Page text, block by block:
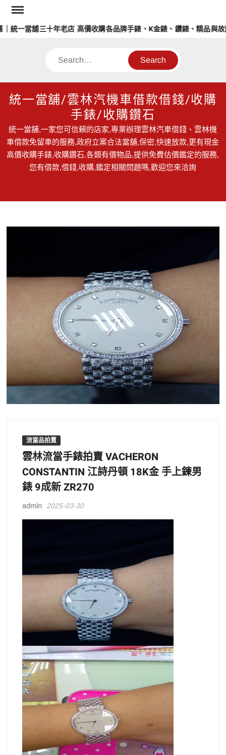
Skip
content
統一當舖三十年老店 高價收購各品牌手錶、K金錶、鑽錶、精品與故
Search
統一當舖/雲林汽機車借款借錢/收購
手錶/收購鑽石
統一當舖,一家您可信賴的店家,專業辦理雲林汽車借錢、雲林機
車借款免留車的服務,政府立案合法當舖,保密,快速放款,更有現金
高價收購手錶,收購鑽石,各類有價物品,提供免費估價鑑定的服務,
您有借款,借錢,收購,鑑定相關問題嗎,歡迎您來洽詢
流當品拍賣
雲林流當手錶拍賣 VACHERON
CONSTANTIN 江詩丹頓 18K金 手上鍊男
錶 9成新 ZR270
admin 2025-03-30